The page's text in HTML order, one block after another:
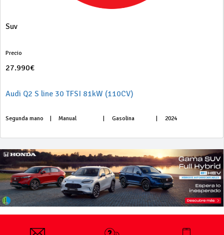
Suv
Precio
27.990€
Audi Q2 S line 30 TFSI 81kW (110CV)
Segunda mano Manual Gasolina 2024